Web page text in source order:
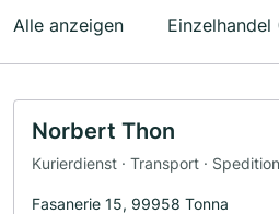
Alle anzeigen Einzelhandel
Norbert Thon
Kurierdienst · Transport · Spedition
Fasanerie 15, 99958 Tonna